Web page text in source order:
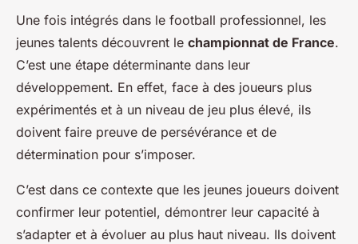
Une fois intégrés dans le football professionnel, les
jeunes talents découvrent le championnat de France.
C’est une étape déterminante dans leur
développement. En effet, face à des joueurs plus
expérimentés et à un niveau de jeu plus élevé, ils
doivent faire preuve de persévérance et de
détermination pour s’imposer.
C’est dans ce contexte que les jeunes joueurs doivent
confirmer leur potentiel, démontrer leur capacité à
s’adapter et à évoluer au plus haut niveau. Ils doivent